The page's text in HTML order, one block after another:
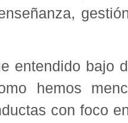
entendido bajo
hemos
con foco